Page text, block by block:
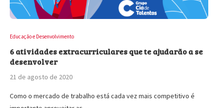
Educação e Desenvolvimento
6 atividades extracurriculares que te ajudarão a se
desenvolver
21 de agosto de 2020
Como o mercado de trabalho está cada vez mais competitivo é